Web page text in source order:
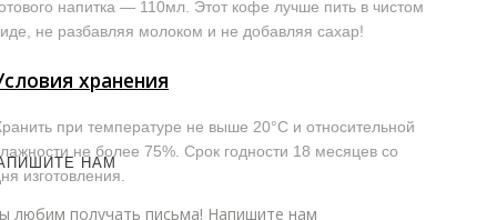
напитка — 110мл. Этот кофе лучше пить в чистом
не разбавляя молоком и не добавляя сахар!
хранения
при температуре не выше 20°С и относительной
не более 75%. Срок годности 18 месяцев со
изготовления.
НАМ
любим получать письма! Напишите нам